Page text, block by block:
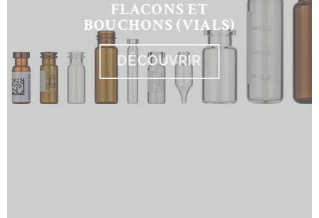
FLACONS ET
BOUCHONS (VIALS)
DÉCOUVRIR